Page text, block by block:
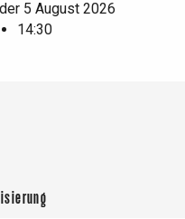
der 5 August 2026
14:30